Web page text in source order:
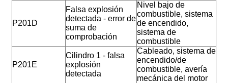
P201D
Falsa explosión
detectada - error de
suma de
comprobación
Nivel bajo de
combustible, sistema
de encendido,
sistema de
combustible
P201E
Cilindro 1 - falsa
explosión
detectada
Cableado, sistema de
encendido/de
combustible, avería
mecánica del motor